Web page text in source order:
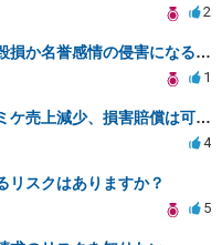
2
知的障害者と言う文言が名誉毀損か名誉感情の侵害になるか教えてほしい。
1
ネットでの誹謗中傷によるコミケ売上減少、損害賠償は可能か？
4
リスクはありますか？
5